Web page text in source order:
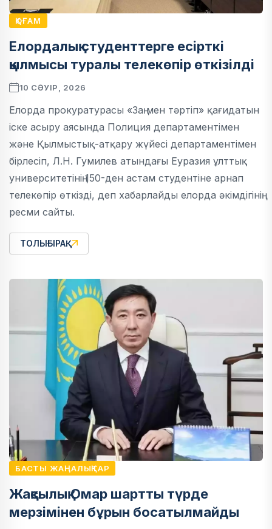
ҚОҒАМ
Елордалық студенттерге есірткі
қылмысы туралы телекөпір өткізілді
10 СӘУІР, 2026
Елорда прокуратурасы «Заң мен тәртіп» қағидатын
іске асыру аясында Полиция департаментімен
және Қылмыстық-атқару жүйесі департаментімен
бірлесіп, Л.Н. Гумилев атындағы Еуразия ұлттық
университетінің 150-ден астам студентіне арнап
телекөпір өткізді, деп хабарлайды елорда әкімдігінің
ресми сайты.
ТОЛЫҒЫРАҚ
БАСТЫ ЖАҢАЛЫҚТАР
Жақсылық Омар шартты түрде
мерзімінен бұрын босатылмайды